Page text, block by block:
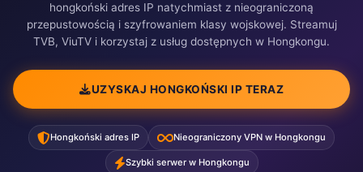
hongkoński adres IP natychmiast z nieograniczoną
przepustowością i szyfrowaniem klasy wojskowej. Streamuj
TVB, ViuTV i korzystaj z usług dostępnych w Hongkongu.
UZYSKAJ HONGKOŃSKI IP TERAZ
Hongkoński adres IP Nieograniczony VPN w Hongkongu
Szybki serwer w Hongkongu